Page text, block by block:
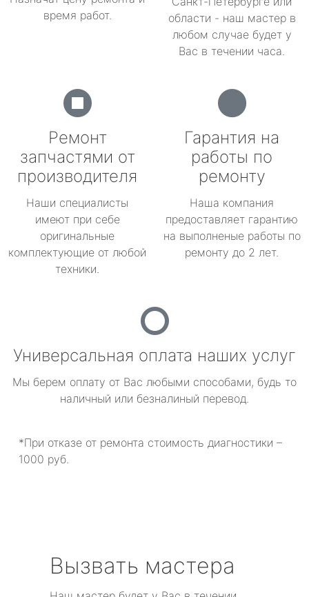
время работ.
области - наш мастер в
любом случае будет у
Вас в течении часа.
Ремонт
запчастями от
производителя
Наши специалисты
имеют при себе
оригинальные
комплектующие от любой
техники.
Гарантия на
работы по
ремонту
Наша компания
предоставляет гарантию
на выполненые работы по
ремонту до 2 лет.
Универсальная оплата наших услуг
Мы берем оплату от Вас любыми способами, будь то
наличный или безналиный перевод.
*При отказе от ремонта стоимость диагностики –
1000 руб.
Вызвать мастера